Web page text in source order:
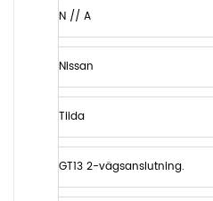
N // A
Nissan
Tiida
GT13 2-vägsanslutning.